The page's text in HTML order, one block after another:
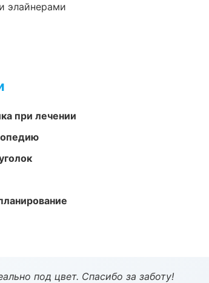
элайнерами
при лечении
под цвет. Спасибо за заботу!